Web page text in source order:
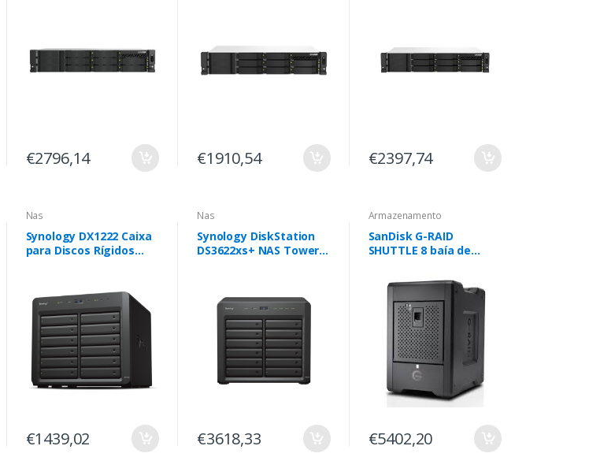
€2796,14 €1910,54 €2397,74
Nas
Synology DX1222 Caixa
para Discos Rígidos
€1439,02
Nas
Synology DiskStation
DS3622xs+ NAS Tower
€3618,33
Armazenamento
SanDisk G-RAID
SHUTTLE 8 baía de
€5402,20